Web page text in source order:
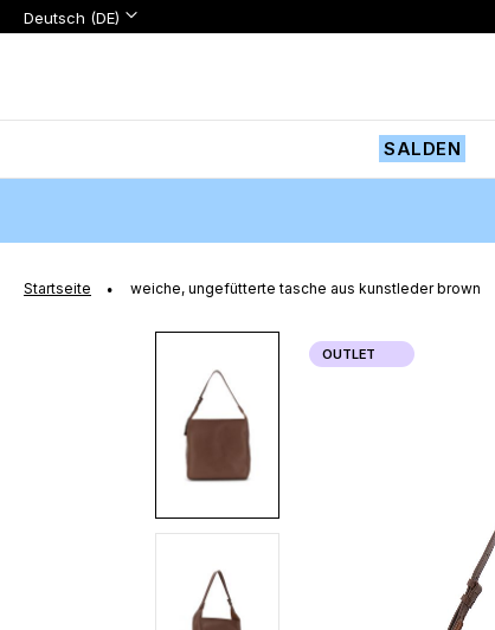
Sprache
Sprache:
Deutsch (DE)
SALDEN
Startseite weiche, ungefütterte tasche aus kunstleder brown
Bildgalerie
springen
OUTLET